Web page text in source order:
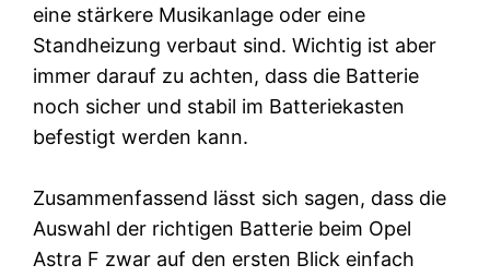
eine stärkere Musikanlage oder eine
Standheizung verbaut sind. Wichtig ist aber
immer darauf zu achten, dass die Batterie
noch sicher und stabil im Batteriekasten
befestigt werden kann.
Zusammenfassend lässt sich sagen, dass die
Auswahl der richtigen Batterie beim Opel
Astra F zwar auf den ersten Blick einfach